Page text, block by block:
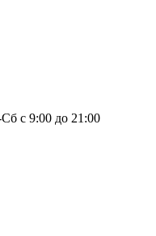
с 9:00 до 21:00